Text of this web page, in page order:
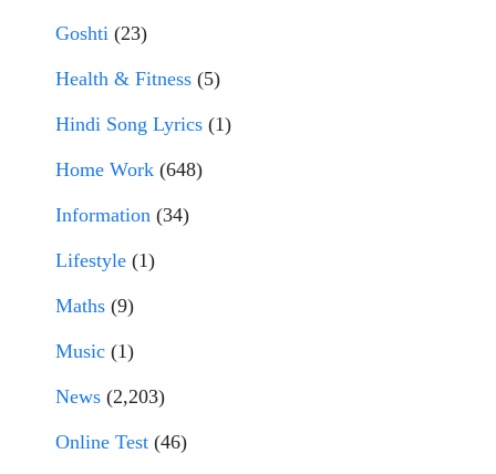
Goshti (23)
Health & Fitness (5)
Hindi Song Lyrics (1)
Home Work (648)
Information (34)
Lifestyle (1)
Maths (9)
Music (1)
News (2,203)
Online Test (46)